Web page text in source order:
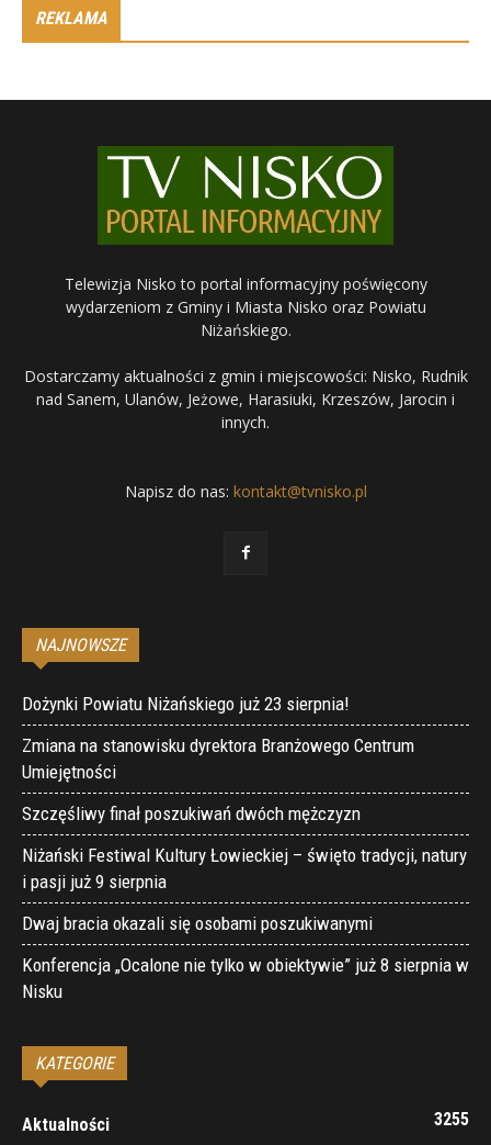
REKLAMA
Telewizja Nisko to portal informacyjny poświęcony
wydarzeniom z Gminy i Miasta Nisko oraz Powiatu
Niżańskiego.
Dostarczamy aktualności z gmin i miejscowości: Nisko, Rudnik
nad Sanem, Ulanów, Jeżowe, Harasiuki, Krzeszów, Jarocin i
innych.
Napisz do nas: kontakt@tvnisko.pl
NAJNOWSZE
Dożynki Powiatu Niżańskiego już 23 sierpnia!
Zmiana na stanowisku dyrektora Branżowego Centrum
Umiejętności
Szczęśliwy finał poszukiwań dwóch mężczyzn
Niżański Festiwal Kultury Łowieckiej – święto tradycji, natury
i pasji już 9 sierpnia
Dwaj bracia okazali się osobami poszukiwanymi
Konferencja „Ocalone nie tylko w obiektywie” już 8 sierpnia w
Nisku
KATEGORIE
Aktualności
3255